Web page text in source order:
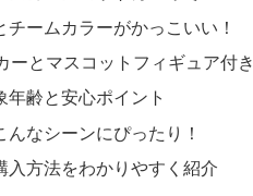
ームカラーがかっこいい！
ーとマスコットフィギュア付き
年齢と安心ポイント
なシーンにぴったり！
方法をわかりやすく紹介